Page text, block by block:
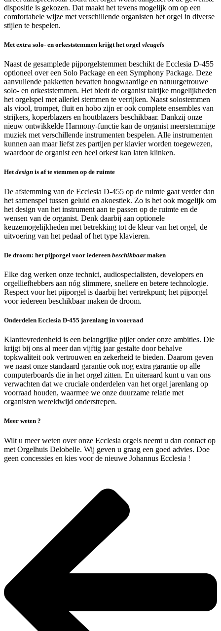
dispositie is gekozen. Dat maakt het tevens mogelijk om op een
comfortabele wijze met verschillende organisten het orgel in diverse
stijlen te bespelen.
Met extra solo- en orkeststemmen krijgt het orgel vleugels
Naast de gesamplede pijporgelstemmen beschikt de Ecclesia D-455
optioneel over een Solo Package en een Symphony Package. Deze
aanvullende pakketten bevatten hoogwaardige en natuurgetrouwe
solo- en orkeststemmen. Het biedt de organist talrijke mogelijkheden
het orgelspel met allerlei stemmen te verrijken. Naast solostemmen
als viool, trompet, fluit en hobo zijn er ook complete ensembles van
strijkers, koperblazers en houtblazers beschikbaar. Dankzij onze
nieuw ontwikkelde Harmony-functie kan de organist meerstemmige
muziek met verschillende instrumenten bespelen. Alle instrumenten
kunnen aan maar liefst zes partijen per klavier worden toegewezen,
waardoor de organist een heel orkest kan laten klinken.
Hetdesign is af te stemmen op de ruimte
De afstemming van de Ecclesia D-455 op de ruimte gaat verder dan
het samenspel tussen geluid en akoestiek. Zo is het ook mogelijk om
het design van het instrument aan te passen op de ruimte en de
wensen van de organist. Denk daarbij aan optionele
keuzemogelijkheden met betrekking tot de kleur van het orgel, de
uitvoering van het pedaal of het type klavieren.
De droom: het pijporgel voor iedereen beschikbaar maken
Elke dag werken onze technici, audiospecialisten, developers en
orgelliefhebbers aan nóg slimmere, snellere en betere technologie.
Respect voor het pijporgel is daarbij het vertrekpunt; het pijporgel
voor iedereen beschikbaar maken de droom.
Onderdelen Ecclesia D-455 jarenlang in voorraad
Klanttevredenheid is een belangrijke pijler onder onze ambities. Die
krijgt bij ons al meer dan vijftig jaar gestalte door behalve
topkwaliteit ook vertrouwen en zekerheid te bieden. Daarom geven
we naast onze standaard garantie ook nog extra garantie op alle
computerboards die in het orgel zitten. En uiteraard kunt u van ons
verwachten dat we cruciale onderdelen van het orgel jarenlang op
voorraad houden, waarmee we onze duurzame relatie met
organisten wereldwijd onderstrepen.
Meer weten ?
Wilt u meer weten over onze Ecclesia orgels neemt u dan contact op
met Orgelhuis Delobelle. Wij geven u graag een goed advies. Doe
geen concessies en kies voor de nieuwe Johannus Ecclesia !